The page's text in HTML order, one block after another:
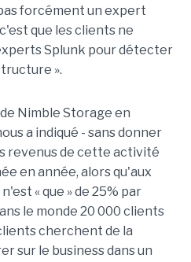
forcément un expert
que les clients ne
Splunk pour détecter
».
Nimble Storage en
a indiqué - sans donner
revenus de cette activité
en année, alors qu'aux
« que » de 25% par
le monde 20 000 clients
cherchent de la
sur le business dans un